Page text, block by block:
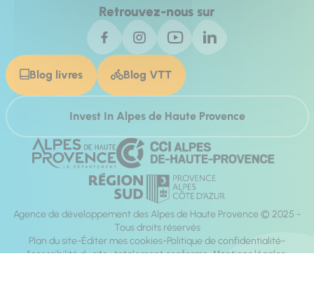
Retrouvez-nous sur
Blog livres Blog VTT
Invest In Alpes de Haute Provence
Agence de développement des Alpes de Haute Provence © 2025 -
Tous droits réservés
Plan du site Éditer mes cookies Politique de confidentialité
Accessibilité du site : totalement conforme Mentions légales